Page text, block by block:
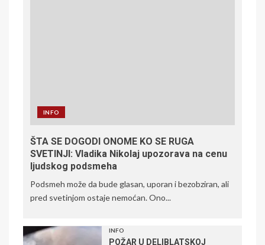
INFO
ŠTA SE DOGODI ONOME KO SE RUGA
SVETINJI: Vladika Nikolaj upozorava na cenu
ljudskog podsmeha
Podsmeh može da bude glasan, uporan i bezobziran, ali
pred svetinjom ostaje nemoćan. Ono...
INFO
POŽAR U DELIBLATSKOJ